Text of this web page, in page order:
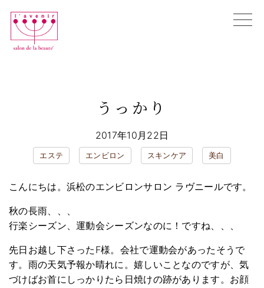
content
全ての施術メニュー お悩み別メニュー
オンラインカウンセリング
うっかり
2017年10月22日
エステ エンビロン スキンケア 美白
こんにちは。浜松のエンビロンサロン ラヴニールです。
秋の長雨、、、
行楽シーズン、運動会シーズンなのに！ですね、、、
先日お越し下さったF様。会社で運動会があったそうで
す。雨の天気予報か晴れに。嬉しいことなのですが、気
づけばお首にしっかりたら日焼けの跡があります。お顔